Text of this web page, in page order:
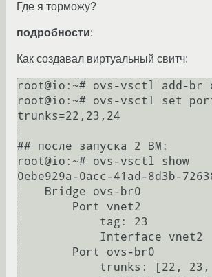
Где я торможу?
подробности:
Как создавал виртуальный свитч:
root@io:~# ovs-vsctl add-br
root@io:~# ovs-vsctl set
trunks=22,23,24
## после запуска 2 ВМ:
root@io:~# ovs-vsctl show
0ebe929a-0acc-41ad-8d3b-